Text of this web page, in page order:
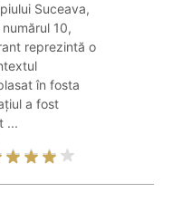
Suceava,
10,
reprezintă o
în fosta
a fost
...